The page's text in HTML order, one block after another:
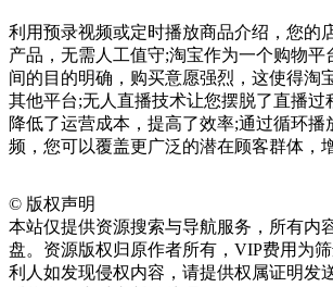
利用预录视频或定时播放商品介绍，您的
产品，无需人工值守;淘宝作为一个购物平
间的目的明确，购买意愿强烈，这使得淘
其他平台;无人直播技术让您摆脱了直播过
降低了运营成本，提高了效率;通过循环播
频，您可以覆盖更广泛的潜在顾客群体，
© 版权声明
本站仅提供资源搜索与导航服务，所有内
盘。资源版权归原作者所有，VIP费用为
利人如发现侵权内容，请提供权属证明发